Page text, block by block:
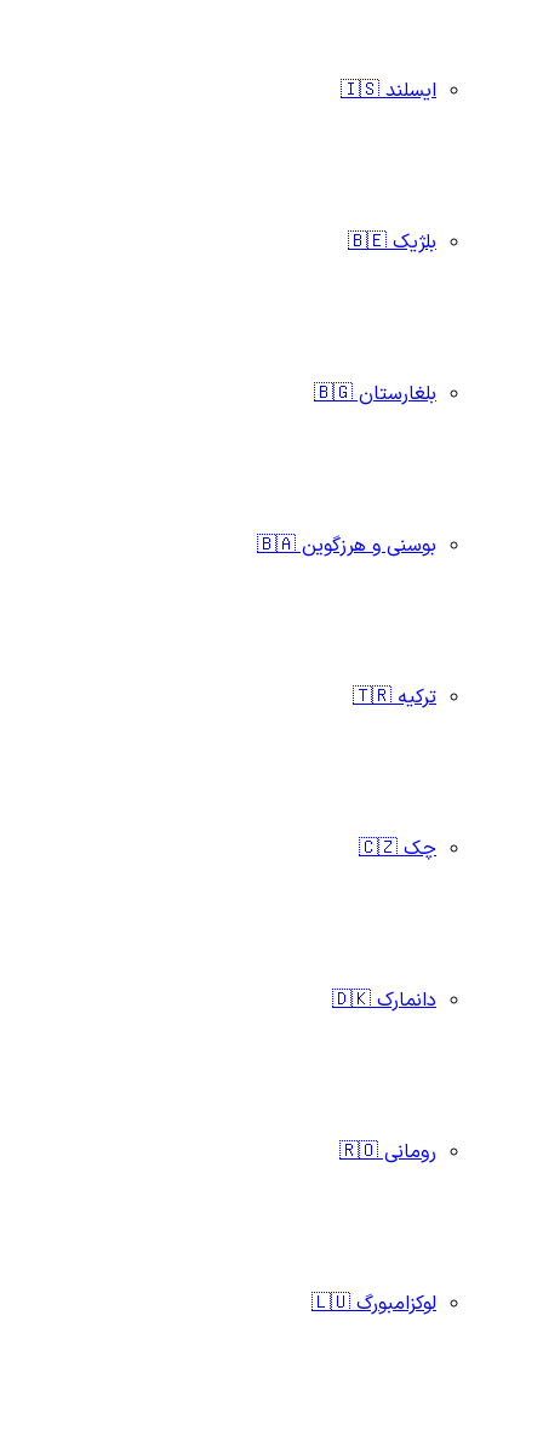
ایسلند 🇮🇸
بلژیک 🇧🇪
بلغارستان 🇧🇬
بوسنی و هرزگوین 🇧🇦
ترکیه 🇹🇷
چک 🇨🇿
دانمارک 🇩🇰
رومانی 🇷🇴
لوکزامبورگ 🇱🇺